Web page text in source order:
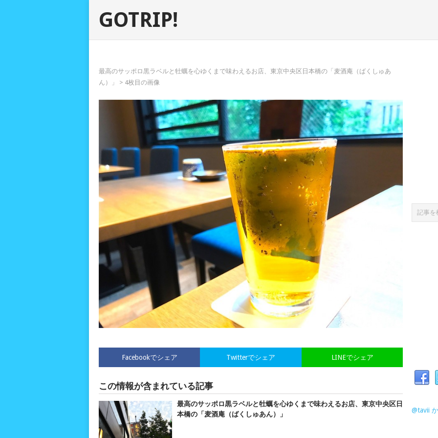
GOTRIP!
最高のサッポロ黒ラベルと牡蠣を心ゆくまで味わえるお店、東京中央区日本橋の「麦酒庵（ばくしゅあ
ん）」
> 4枚目の画像
Facebookでシェア LINEでシェア
Twitterでシェア
この情報が含まれている記事
最高のサッポロ黒ラベルと牡蠣を心ゆくまで味わえるお店、東京中央区日
本橋の「麦酒庵（ばくしゅあん）」
@tavii